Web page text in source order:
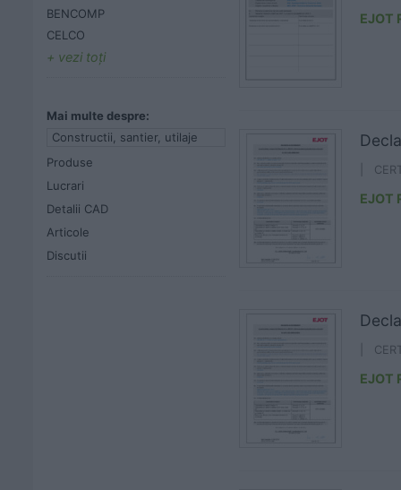
BENCOMP
CELCO
vezi toţi
Mai multe despre:
Constructii, santier, utilaje
Produse
Lucrari
Detalii CAD
Articole
Discutii
EJOT
|
EJOT
|
EJOT